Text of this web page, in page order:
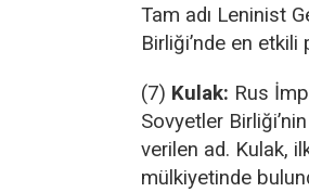
Tam adı Leninist
Birliği’nde en
(7) Kulak: Rus
Sovyetler
verilen ad. Kulak,
mülkiyetinde